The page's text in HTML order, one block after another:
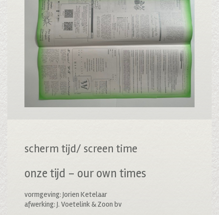
scherm tijd/ screen time
onze tijd – our own times
vormgeving: Jorien Ketelaar
afwerking: J. Voetelink & Zoon bv